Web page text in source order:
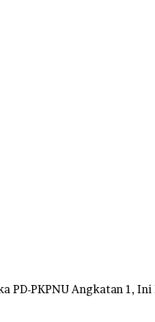
PD-PKPNU Angkatan 1,